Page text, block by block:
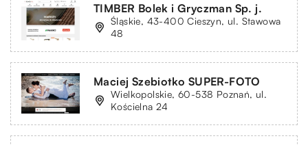
TIMBER Bolek i Gryczman Sp. j.
Śląskie, 43-400 Cieszyn, ul. Stawowa
48
Maciej Szebiotko SUPER-FOTO
Wielkopolskie, 60-538 Poznań, ul.
Kościelna 24